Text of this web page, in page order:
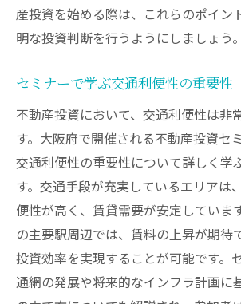
産投資を始める際は、これらのポイン
明な投資判断を行うようにしましょう。
セミナーで学ぶ交通利便性の重要性
不動産投資において、交通利便性は非
す。大阪府で開催される不動産投資セ
交通利便性の重要性について詳しく学
す。交通手段が充実しているエリアは
便性が高く、賃貸需要が安定していま
の主要駅周辺では、賃料の上昇が期待
投資効率を実現することが可能です。
通網の発展や将来的なインフラ計画に